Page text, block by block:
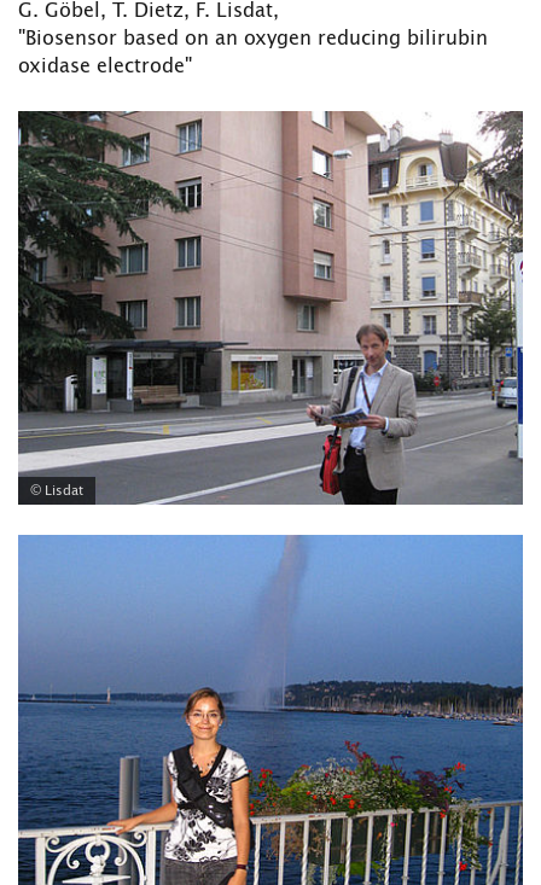
G. Göbel, T. Dietz, F. Lisdat,
"Biosensor based on an oxygen reducing bilirubin
oxidase electrode"
© Lisdat